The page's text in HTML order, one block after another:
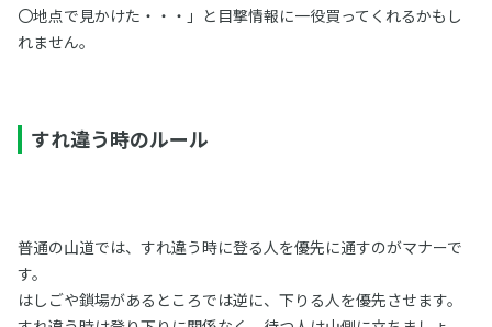
〇地点で見かけた・・・」と目撃情報に一役買ってくれるかもし
れません。
すれ違う時のルール
普通の山道では、すれ違う時に登る人を優先に通すのがマナーで
す。
はしごや鎖場があるところでは逆に、下りる人を優先させます。